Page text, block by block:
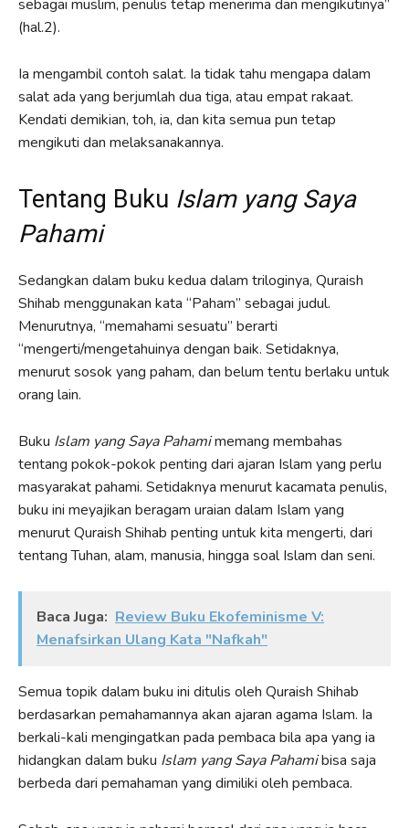
sebagai muslim, penulis tetap menerima dan mengikutinya”
(hal.2).
Ia mengambil contoh salat. Ia tidak tahu mengapa dalam
salat ada yang berjumlah dua tiga, atau empat rakaat.
Kendati demikian, toh, ia, dan kita semua pun tetap
mengikuti dan melaksanakannya.
Tentang Buku Islam yang Saya
Pahami
Sedangkan dalam buku kedua dalam triloginya, Quraish
Shihab menggunakan kata “Paham” sebagai judul.
Menurutnya, “memahami sesuatu” berarti
“mengerti/mengetahuinya dengan baik. Setidaknya,
menurut sosok yang paham, dan belum tentu berlaku untuk
orang lain.
Buku Islam yang Saya Pahamimemang membahas
tentang pokok-pokok penting dari ajaran Islam yang perlu
masyarakat pahami. Setidaknya menurut kacamata penulis,
buku ini meyajikan beragam uraian dalam Islam yang
menurut Quraish Shihab penting untuk kita mengerti, dari
tentang Tuhan, alam, manusia, hingga soal Islam dan seni.
Baca Juga: Review Buku Ekofeminisme V:
Menafsirkan Ulang Kata "Nafkah"
Semua topik dalam buku ini ditulis oleh Quraish Shihab
berdasarkan pemahamannya akan ajaran agama Islam. Ia
berkali-kali mengingatkan pada pembaca bila apa yang ia
hidangkan dalam buku Islam yang Saya Pahamibisa saja
berbeda dari pemahaman yang dimiliki oleh pembaca.